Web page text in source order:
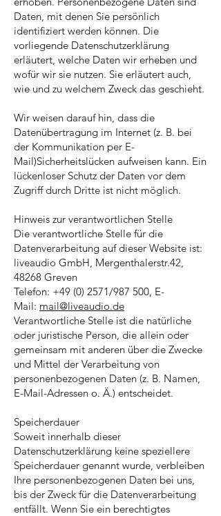
Daten, mit denen Sie persönlich
identifiziert werden können. Die
vorliegende Datenschutzerklärung
erläutert, welche Daten wir erheben und
wofür wir sie nutzen. Sie erläutert auch,
wie und zu welchem Zweck das geschieht.
Wir weisen darauf hin, dass die
Datenübertragung im Internet (z. B. bei
der Kommunikation per E-
Mail)Sicherheitslücken aufweisen kann. Ein
lückenloser Schutz der Daten vor dem
Zugriff durch Dritte ist nicht möglich.
Hinweis zur verantwortlichen Stelle
Die verantwortliche Stelle für die
Datenverarbeitung auf dieser Website ist:
liveaudio GmbH, Mergenthalerstr.42,
48268 Greven
Telefon: +49 (0) 2571/987 500, E-
Mail: mail@liveaudio.de
Verantwortliche Stelle ist die natürliche
oder juristische Person, die allein oder
gemeinsam mit anderen über die Zwecke
und Mittel der Verarbeitung von
personenbezogenen Daten (z. B. Namen,
E-Mail-Adressen o. Ä.) entscheidet.
Speicherdauer
Soweit innerhalb dieser
Datenschutzerklärung keine speziellere
Speicherdauer genannt wurde, verbleiben
Ihre personenbezogenen Daten bei uns,
bis der Zweck für die Datenverarbeitung
entfällt. Wenn Sie ein berechtigtes